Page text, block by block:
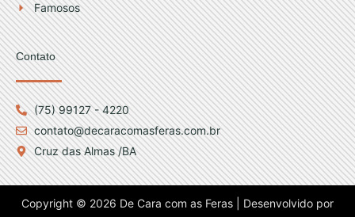
Famosos
Contato
(75) 99127 - 4220
contato@decaracomasferas.com.br
Cruz das Almas /BA
Copyright © 2026 De Cara com as Feras | Desenvolvido por